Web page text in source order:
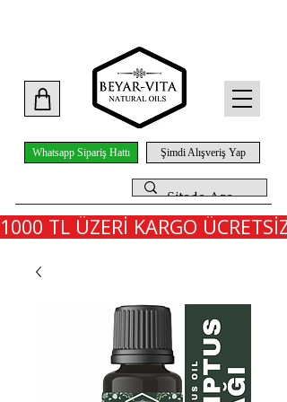
Whatsapp Sipariş Hattı Şimdi Alışveriş Yap
1000 TL ÜZERİ KARGO